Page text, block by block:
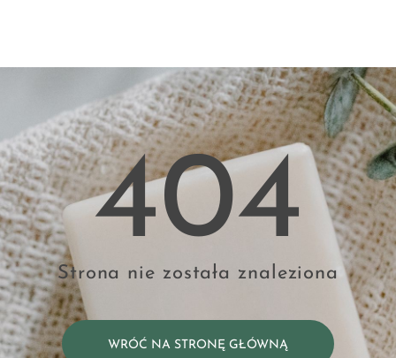
404
Strona nie została znaleziona
WRÓĆ NA STRONĘ GŁÓWNĄ